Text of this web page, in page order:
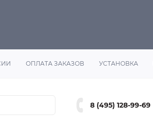
ОПЛАТА ЗАКАЗОВ УСТАНОВКА
8 (495) 128-99-69